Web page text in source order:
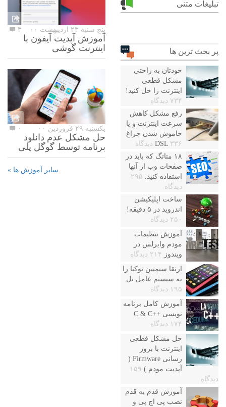
تبلیغات متنی
پر بحث ترین ها
خودتان به راحتی
مشکل قطعی
اینترنت را حل کنید!
۷۳۴ دیدگاه
رفع مشکل کاهش
سرعت اینترنت و یا
خاموش شدن چراغ
DSL ۳۳۶ دیدگاه
۱۸ متاتگ که باید در
صفحات وب از آنها
استفاده کنید. ۲۹۵
دیدگاه
ساخت اپلیکیشن
اندروید در ۵ دقیقه!
۲۵۰ دیدگاه
آموزش تنظیمات
مودم وایرلس در
ویندوز
۲۱۴ دیدگاه
ارتقا سیمبین نوکیا را
به سیستم عامل بل
۱۹۵ دیدگاه
آموزش کامل برنامه
نویسی ++C & C
۱۷۴ دیدگاه
حل مشکل قطعی
اینترنت با بروز
رسانی Firmware (
آپدیت مودم ) ۱۵۹
دیدگاه
آموزش قدم به قدم
نصب پی اچ پی و
پنج شنبه ۲۳ اردیبهشت ۰۰ ۳
آموزش آپدیت آیفون با
اینترنت گوشی
یکشنبه ۲۹ فروردین ۰۰ ۰
حل مشکل عدم دانلود
برنامه توسط گوگل پلی
سایر آموزش ها »